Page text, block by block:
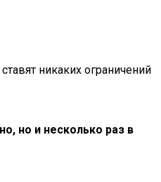
никаких ограничений
но и несколько раз в